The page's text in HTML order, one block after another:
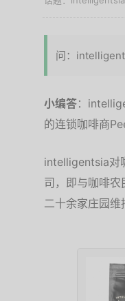
问：
小编答：
的连锁咖啡商
intelligentsia对
司，即与咖啡
二十余家庄园